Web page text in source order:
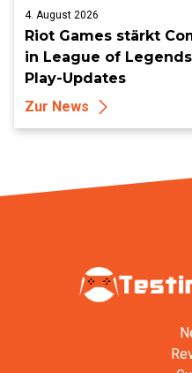
4. August 2026
Riot Games stärkt
in League of
Play-Updates
Zur News